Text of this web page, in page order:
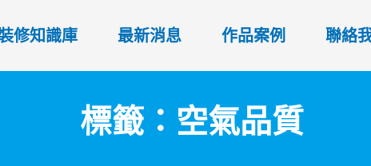
修知識庫 最新消息 作品案例 聯絡
標籤：空氣品質